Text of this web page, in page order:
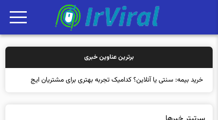
برترین عناوین خبری
خرید بیمه: سنتی یا آنلاین؟ کدامیک تجربه بهتری برای مشتریان ایجاد